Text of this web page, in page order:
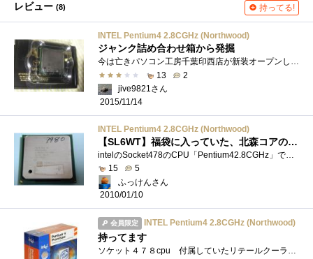
レビュー (8) 持ってる!
INTEL Pentium4 2.8CGHz (Northwood)
ジャンク詰め合わせ箱から発掘
今は亡きパソコン工房千葉印西店が新装オープンした際に、セール品としてジャンクパーツ詰め合わせが1,500円で販売されていました。 当然私も�...
13
2
jive9821さん
2015/11/14
INTEL Pentium4 2.8CGHz (Northwood)
【SL6WT】福袋に入っていた、北森コアのPentium4！
15
5
ふっけんさん
2010/01/10
会員限定 INTEL Pentium4 2.8CGHz (Northwood)
持ってます
ソケット４７８cpu 付属していたリテールクーラーは山洋電気製でした。高画質な動画などを見るのはきついですがweb閲覧程度ならまだ使えると�...